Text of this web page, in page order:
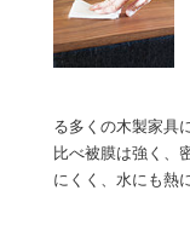
る多くの木製家具
比べ被膜は強く、
にくく、水にも